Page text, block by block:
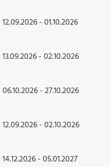
12.09.2026 - 01.10.2026
13.09.2026 - 02.10.2026
06.10.2026 - 27.10.2026
12.09.2026 - 02.10.2026
14.12.2026 - 05.01.2027